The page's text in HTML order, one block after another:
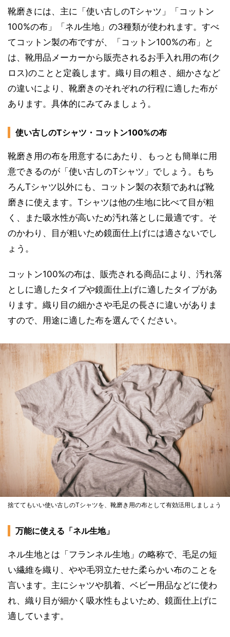
靴磨きには、主に「使い古しのTシャツ」「コットン
100%の布」「ネル生地」の3種類が使われます。すべ
てコットン製の布ですが、「コットン100%の布」と
は、靴用品メーカーから販売されるお手入れ用の布(ク
ロス)のことと定義します。織り目の粗さ、細かさなど
の違いにより、靴磨きのそれぞれの行程に適した布が
あります。具体的にみてみましょう。
使い古しのTシャツ・コットン100%の布
靴磨き用の布を用意するにあたり、もっとも簡単に用
意できるのが「使い古しのTシャツ」でしょう。もち
ろんTシャツ以外にも、コットン製の衣類であれば靴
磨きに使えます。Tシャツは他の生地に比べて目が粗
く、また吸水性が高いため汚れ落としに最適です。そ
のかわり、目が粗いため鏡面仕上げには適さないでし
ょう。
コットン100%の布は、販売される商品により、汚れ落
としに適したタイプや鏡面仕上げに適したタイプがあ
ります。織り目の細かさや毛足の長さに違いがありま
すので、用途に適した布を選んでください。
捨ててもいい使い古しのTシャツを、靴磨き用の布として有効活用しましょう
万能に使える「ネル生地」
ネル生地とは「フランネル生地」の略称で、毛足の短
い繊維を織り、やや毛羽立たせた柔らかい布のことを
言います。主にシャツや肌着、ベビー用品などに使わ
れ、織り目が細かく吸水性もよいため、鏡面仕上げに
適しています。